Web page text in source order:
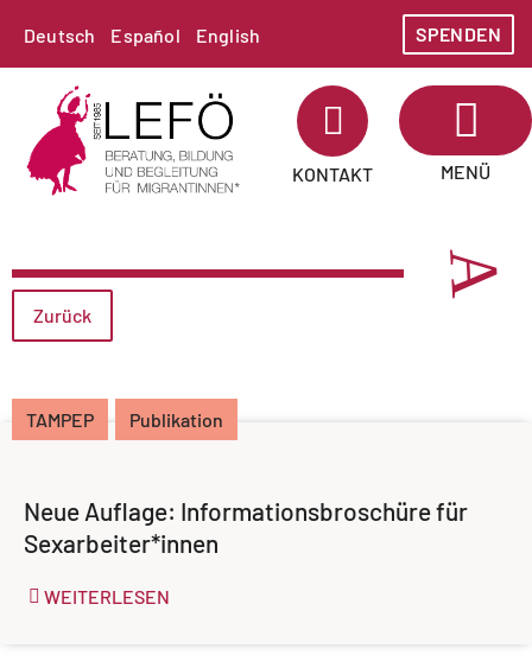
Deutsch Español English SPENDEN
KONTAKT MENÜ
Zurück
TAMPEP Publikation
Neue Auflage: Informationsbroschüre für
Sexarbeiter*innen
WEITERLESEN